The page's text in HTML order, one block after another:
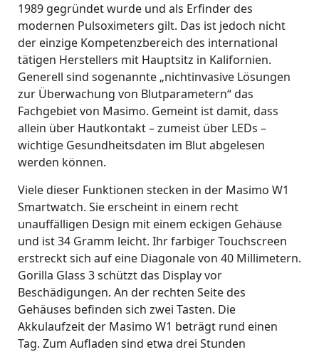
1989 gegründet wurde und als Erfinder des
modernen Pulsoximeters gilt. Das ist jedoch nicht
der einzige Kompetenzbereich des international
tätigen Herstellers mit Hauptsitz in Kalifornien.
Generell sind sogenannte „nichtinvasive Lösungen
zur Überwachung von Blutparametern“ das
Fachgebiet von Masimo. Gemeint ist damit, dass
allein über Hautkontakt – zumeist über LEDs –
wichtige Gesundheitsdaten im Blut abgelesen
werden können.
Viele dieser Funktionen stecken in der Masimo W1
Smartwatch. Sie erscheint in einem recht
unauffälligen Design mit einem eckigen Gehäuse
und ist 34 Gramm leicht. Ihr farbiger Touchscreen
erstreckt sich auf eine Diagonale von 40 Millimetern.
Gorilla Glass 3 schützt das Display vor
Beschädigungen. An der rechten Seite des
Gehäuses befinden sich zwei Tasten. Die
Akkulaufzeit der Masimo W1 beträgt rund einen
Tag. Zum Aufladen sind etwa drei Stunden